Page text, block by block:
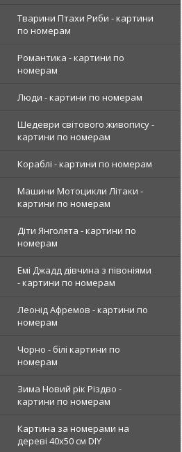
Тварини Птахи Риби - картини
по номерам
Романтика - картини по
номерам
Люди - картини по номерам
Шедеври світового живопису -
картини по номерам
Кораблі - картини по номерам
Машини Мотоцикли Літаки -
картини по номерам
Діти Янголята - картини по
номерам
Емі Джадд дівчина з півоніями
- картини по номерам
Леонід Афремов - картини по
номерам
Чорно - білі картини по
номерам
Зима Новий рік Різдво -
картини по номерам
Картина за номерами на
дереві 40х50 см DIY